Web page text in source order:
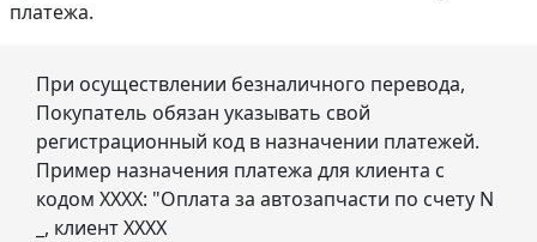
платежа.
При осуществлении безналичного перевода,
Покупатель обязан указывать свой
регистрационный код в назначении платежей.
Пример назначения платежа для клиента с
кодом ХХХХ: "Оплата за автозапчасти по счету N
_, клиент ХХХХ